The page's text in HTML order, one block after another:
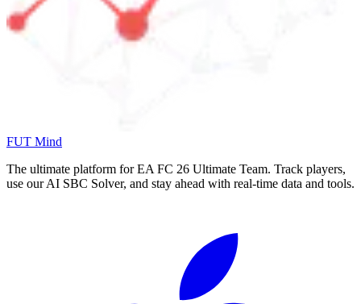
FUT Mind
The ultimate platform for EA FC 26 Ultimate Team. Track players,
use our AI SBC Solver, and stay ahead with real-time data and tools.